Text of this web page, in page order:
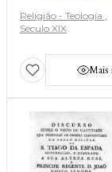
Religião - Teologia
Século XIX
Mais